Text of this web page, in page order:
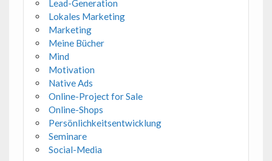
Lead-Generation
Lokales Marketing
Marketing
Meine Bücher
Mind
Motivation
Native Ads
Online-Project for Sale
Online-Shops
Persönlichkeitsentwicklung
Seminare
Social-Media